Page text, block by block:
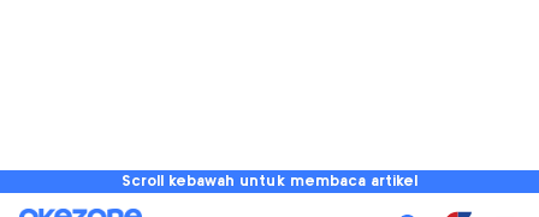
Scroll kebawah untuk membaca artikel